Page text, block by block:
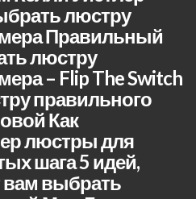
люстру
Правильный
люстру
– Flip The Switch
правильного
Как
люстры для
шага 5 идей,
вам выбрать